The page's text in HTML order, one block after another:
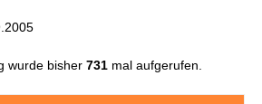
wurde bisher731 mal aufgerufen.